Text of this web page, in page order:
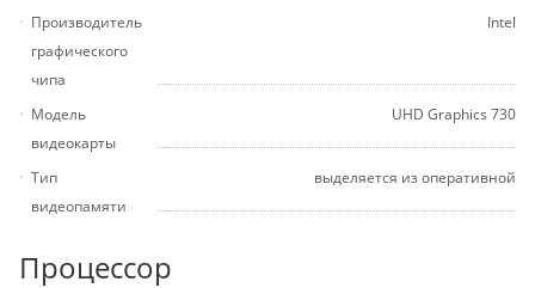
Производитель
графического
чипа
Intel
Модель
видеокарты
UHD Graphics 730
Тип
видеопамяти
выделяется из оперативной
Процессор